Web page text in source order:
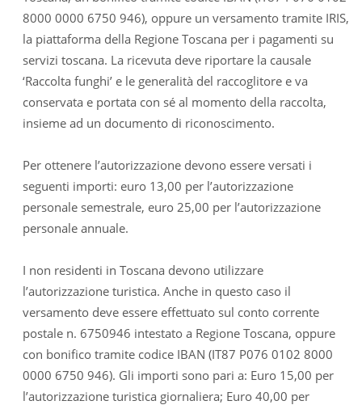
8000 0000 6750 946), oppure un versamento tramite IRIS,
la piattaforma della Regione Toscana per i pagamenti su
servizi toscana. La ricevuta deve riportare la causale
‘Raccolta funghi’ e le generalità del raccoglitore e va
conservata e portata con sé al momento della raccolta,
insieme ad un documento di riconoscimento.
Per ottenere l’autorizzazione devono essere versati i
seguenti importi: euro 13,00 per l’autorizzazione
personale semestrale, euro 25,00 per l’autorizzazione
personale annuale.
I non residenti in Toscana devono utilizzare
l’autorizzazione turistica. Anche in questo caso il
versamento deve essere effettuato sul conto corrente
postale n. 6750946 intestato a Regione Toscana, oppure
con bonifico tramite codice IBAN (IT87 P076 0102 8000
0000 6750 946). Gli importi sono pari a: Euro 15,00 per
l’autorizzazione turistica giornaliera; Euro 40,00 per